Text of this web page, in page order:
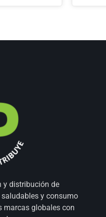
y distribución de
y consumo
marcas globales con